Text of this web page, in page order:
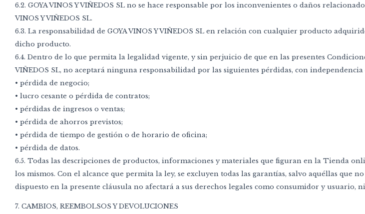
6.2. GOYA VINOS Y VIÑEDOS SL no se hace responsable por los inconvenientes o daños
VINOS Y VIÑEDOS SL.
6.3. La responsabilidad de GOYA VINOS Y VIÑEDOS SL en relación con cualquier producto
dicho producto.
6.4. Dentro de lo que permita la legalidad vigente, y sin perjuicio de que en las presentes
VIÑEDOS SL, no aceptará ninguna responsabilidad por las siguientes pérdidas, con independencia
• pérdida de negocio;
• lucro cesante o pérdida de contratos;
• pérdidas de ingresos o ventas;
• pérdida de ahorros previstos;
• pérdida de tiempo de gestión o de horario de oficina;
• pérdida de datos.
6.5. Todas las descripciones de productos, informaciones y materiales que figuran en la Tienda
los mismos. Con el alcance que permita la ley, se excluyen todas las garantías, salvo aquéllas
dispuesto en la presente cláusula no afectará a sus derechos legales como consumidor y usuario,
7. CAMBIOS, REEMBOLSOS Y DEVOLUCIONES